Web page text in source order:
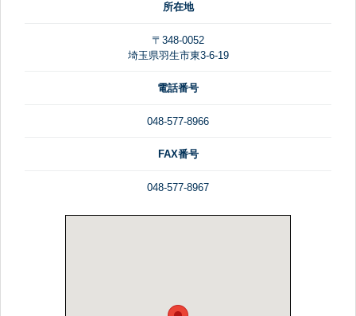
所在地
〒348-0052
埼玉県羽生市東3-6-19
電話番号
048-577-8966
FAX番号
048-577-8967